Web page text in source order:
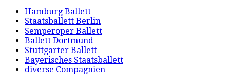
Hamburg Ballett
Staatsballett Berlin
Semperoper Ballett
Ballett Dortmund
Stuttgarter Ballett
Bayerisches Staatsballett
diverse Compagnien